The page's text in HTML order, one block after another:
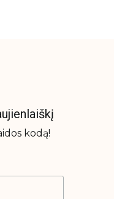
kodą!